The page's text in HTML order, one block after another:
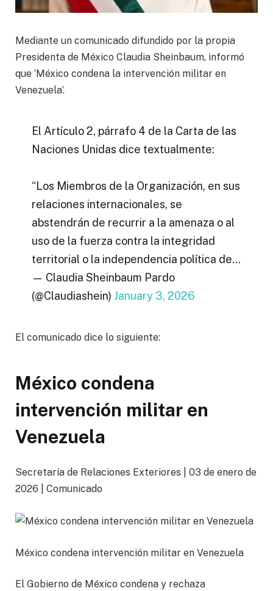
Mediante un comunicado difundido por la propia
Presidenta de México Claudia Sheinbaum, informó
que ‘México condena la intervención militar en
Venezuela’.
El Artículo 2, párrafo 4 de la Carta de las
Naciones Unidas dice textualmente:
“Los Miembros de la Organización, en sus
relaciones internacionales, se
abstendrán de recurrir a la amenaza o al
uso de la fuerza contra la integridad
territorial o la independencia política de…
— Claudia Sheinbaum Pardo
(@Claudiashein) January 3, 2026
El comunicado dice lo siguiente:
México condena
intervención militar en
Venezuela
Secretaría de Relaciones Exteriores | 03 de enero de
2026 | Comunicado
México condena intervención militar en Venezuela
El Gobierno de México condena y rechaza